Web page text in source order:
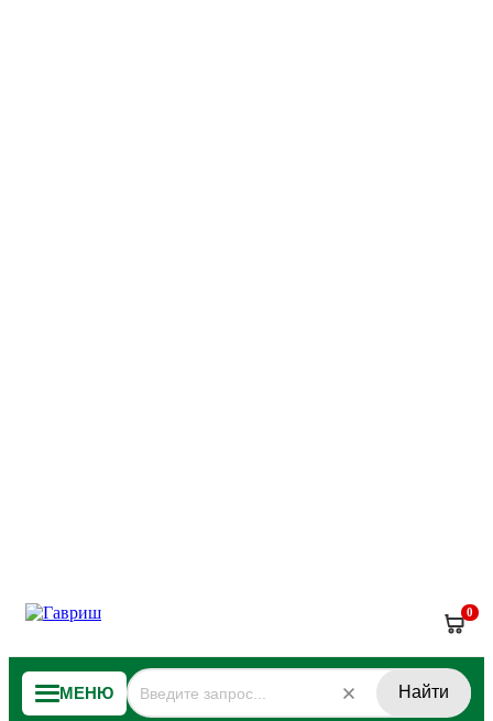
0
МЕНЮ Найти